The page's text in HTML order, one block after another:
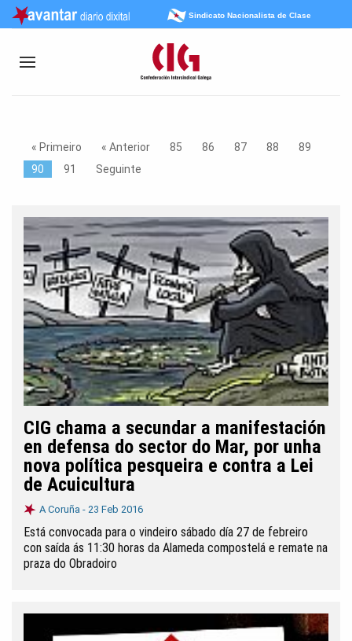
Sindicato Nacionalista de Clase
« Primeiro « Anterior 85 86 87 88
89
90
91 Seguinte
CIG chama a secundar a manifestación
en defensa do sector do Mar, por unha
nova política pesqueira e contra a Lei
de Acuicultura
A Coruña - 23 Feb 2016
Está convocada para o vindeiro sábado día 27 de febreiro
con saída ás 11:30 horas da Alameda compostelá e remate na
praza do Obradoiro